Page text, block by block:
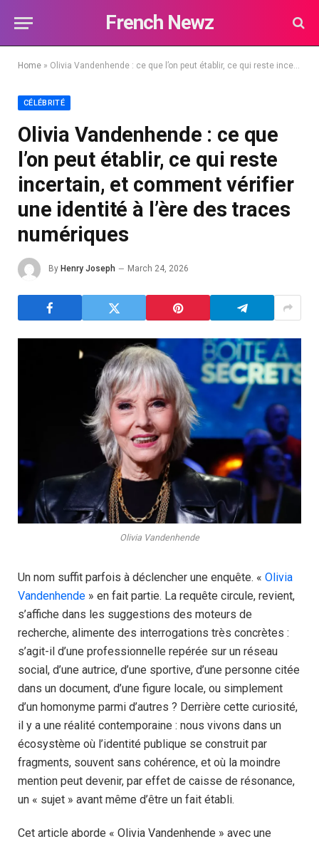
French Newz
Home » Olivia Vandenhende : ce que l’on peut établir, ce qui reste incertain, et comment vérifier une identité à l’ère des traces numériques
CÉLÉBRITÉ
Olivia Vandenhende : ce que
l’on peut établir, ce qui reste
incertain, et comment vérifier
une identité à l’ère des traces
numériques
By Henry Joseph March 24, 2026
Olivia Vandenhende
Un nom suffit parfois à déclencher une enquête. « Olivia
Vandenhende » en fait partie. La requête circule, revient,
s’affiche dans les suggestions des moteurs de
recherche, alimente des interrogations très concrètes :
s’agit-il d’une professionnelle repérée sur un réseau
social, d’une autrice, d’une sportive, d’une personne citée
dans un document, d’une figure locale, ou simplement
d’un homonyme parmi d’autres ? Derrière cette curiosité,
il y a une réalité contemporaine : nous vivons dans un
écosystème où l’identité publique se construit par
fragments, souvent sans cohérence, et où la moindre
mention peut devenir, par effet de caisse de résonance,
un « sujet » avant même d’être un fait établi.
Cet article aborde « Olivia Vandenhende » avec une